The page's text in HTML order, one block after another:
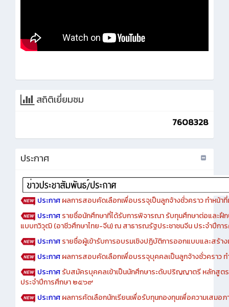
สถิติเยี่ยมชม
7608328
ประกาศ
ประกาศผลการสอบคัดเลือกเพื่อบรรจุเป็นลูกจ้างชั่วคราว ทำหน้าที่
ประกาศรายชื่อนักศึกษาที่ได้รับการพิจารณา รับทุนศึกษาต่อและฝึ
แบบทวิวุฒิ (อาชีวศึกษาไทย-จีน) ณ สาธารณรัฐประชาชนจีน ประจำปีก
ประกาศรายชื่อผู้เข้ารับการอบรมเชิงปฏิบัติการออกแบบและสร้า
ประกาศผลการสอบคัดเลือกเพื่อบรรจุบุคคลเป็นลูกจ้างชั่วคราว ท
ประกาศรับสมัครบุคคลเข้าเป็นนักศึกษาระดับปริญญาตรี หลักสูต
ประจำปีการศึกษา ๒๕๖๙
ประกาศผลการคัดเลือกนักเรียนเพื่อรับทุนกองทุนเพื่อความเสมอ